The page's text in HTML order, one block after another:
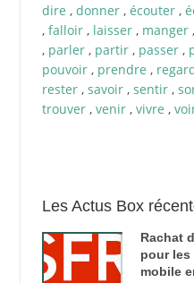
dire , donner, écouter,
, falloir, laisser, manger,
, parler, partir, passer,
pouvoir, prendre ,
rester, savoir, sentir,
trouver, venir, vivre ,
Les Actus Box
Rachat
pour les
mobile